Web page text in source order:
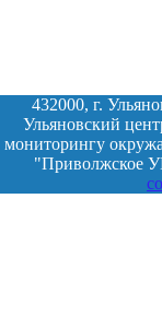
432000, г.
Ульяновский
мониторингу
"Приволжское